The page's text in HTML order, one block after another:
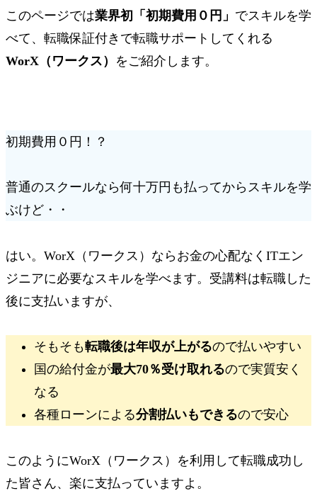
このページでは業界初「初期費用０円」 でスキルを学
べて、転職保証付きで転職サポートしてくれる
WorX（ワークス） をご紹介します。
初期費用０円！？
普通のスクールなら何十万円も払ってからスキルを学
ぶけど・・
はい。WorX（ワークス）ならお金の心配なくITエン
ジニアに必要なスキルを学べます。受講料は転職した
後に支払いますが、
そもそも転職後は年収が上がるので払いやすい
国の給付金が最大70％受け取れるので実質安く
なる
各種ローンによる分割払いもできるので安心
このようにWorX（ワークス）を利用して転職成功し
た皆さん、楽に支払っていますよ。